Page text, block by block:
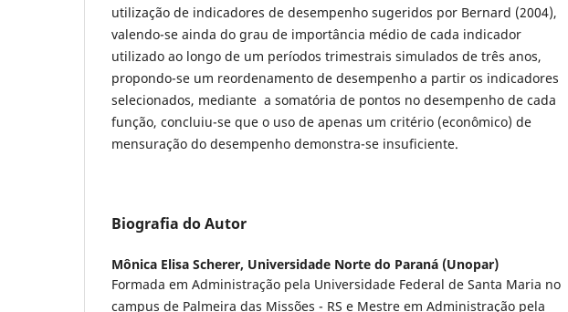
utilização de indicadores de desempenho sugeridos por Bernard (2004),
valendo-se ainda do grau de importância médio de cada indicador
utilizado ao longo de um períodos trimestrais simulados de três anos,
propondo-se um reordenamento de desempenho a partir os indicadores
selecionados, mediante a somatória de pontos no desempenho de cada
função, concluiu-se que o uso de apenas um critério (econômico) de
mensuração do desempenho demonstra-se insuficiente.
Biografia do Autor
Mônica Elisa Scherer, Universidade Norte do Paraná (Unopar)
Formada em Administração pela Universidade Federal de Santa Maria no
campus de Palmeira das Missões - RS e Mestre em Administração pela